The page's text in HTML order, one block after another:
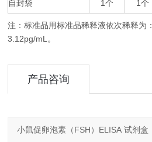
自封袋 1个 1个
注：标准品用标准品稀释液依次稀释为：
3.12pg/mL 。
产品咨询